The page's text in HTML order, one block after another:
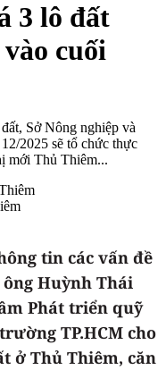
3 lô đất
cuối
Sở Nông nghiệp và
2025 sẽ tổ chức thực
mới Thủ Thiêm...
tin các vấn đề
Huỳnh Thái
Phát triển quỹ
TP.HCM cho
ở Thủ Thiêm, căn